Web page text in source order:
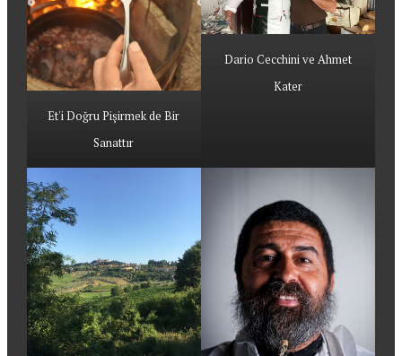
Et'i Doğru Pişirmek de Bir
Sanattır
Dario Cecchini ve Ahmet
Kater